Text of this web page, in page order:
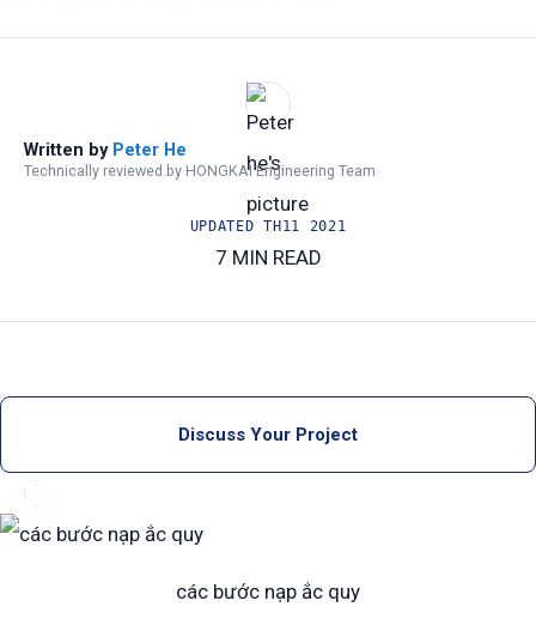
Written by Peter He
Technically reviewed by HONGKAI Engineering Team
UPDATEDTH11 2021
7 MIN READ
Discuss Your Project
các bước nạp ắc quy